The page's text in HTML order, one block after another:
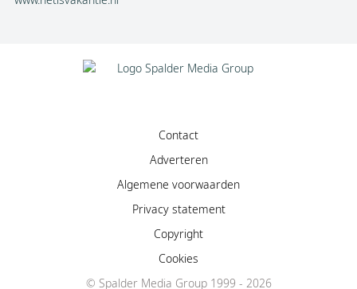
Contact
Adverteren
Algemene voorwaarden
Privacy statement
Copyright
Cookies
© Spalder Media Group 1999 - 2026